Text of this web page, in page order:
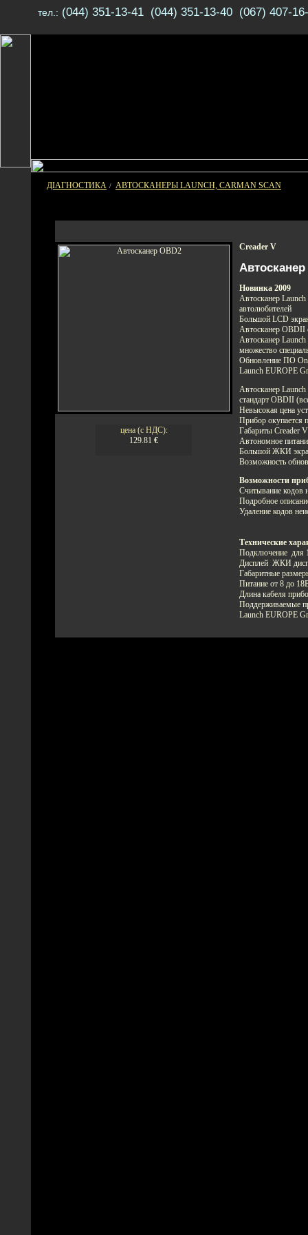
тел.: (044) 351-13-41 (044) 351-13-40 (067) 407-
ДІАГНОСТИКА / АВТОСКАНЕРЫ LAUNCH, CARMAN SCAN
цена (с НДС):
129.81 €
Creader V
Новинка 2009
Автосканер Launch
автолюбителей
Большой LCD
Автосканер OBDII
Автосканер
множество
Обновление ПО
Launch EUROPE
Автосканер
стандарт OBDII
Невысокая цена
Прибор окупается
Габариты Creader
Автономное
Большой ЖКИ
Возможность
Возможности
Считывание кодов
Подробное
Удаление кодов
Технические
Подключение для
Дисплей ЖКИ
Габаритные
Питание от 8 до
Длина кабеля
Поддерживаемые
Launch EUROPE